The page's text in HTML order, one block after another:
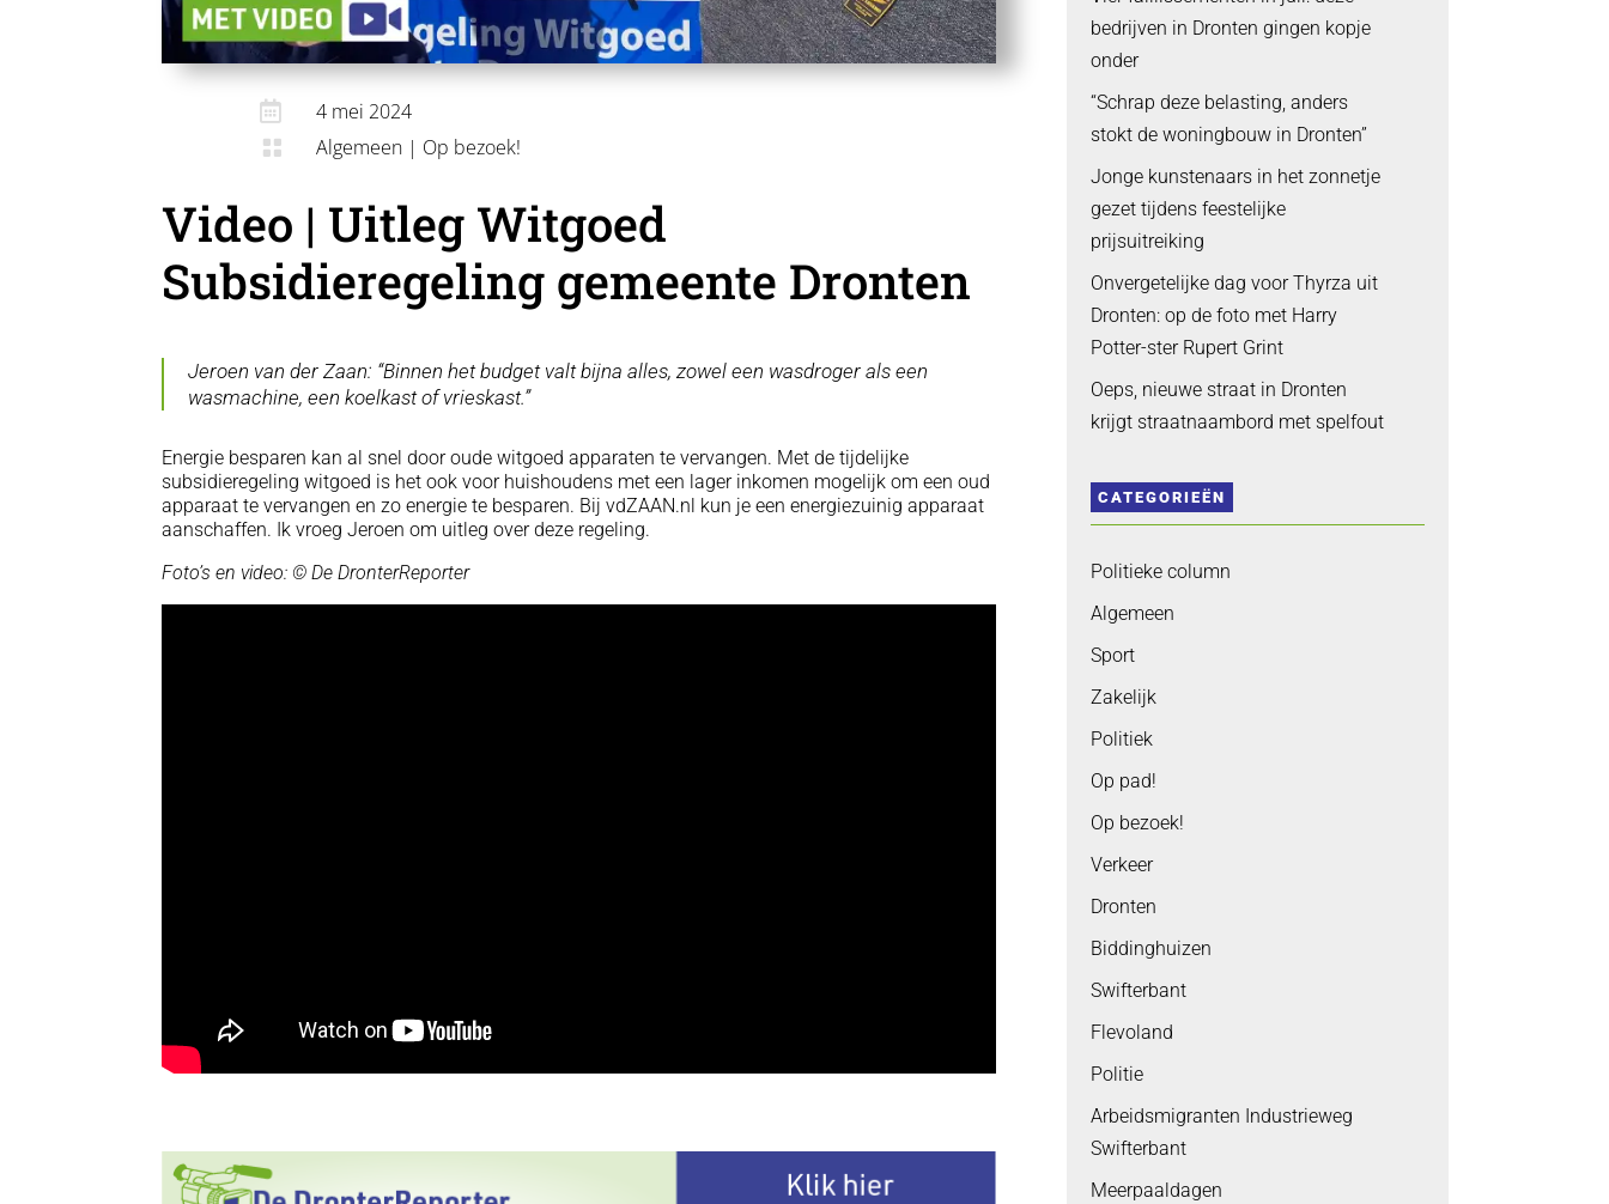
 4 mei 2024
 Algemeen| Op bezoek!
Video | Uitleg Witgoed
Subsidieregeling gemeente Dronten
Jeroen van der Zaan: “Binnen het budget valt bijna alles, zowel een wasdroger als een
wasmachine, een koelkast of vrieskast.”
Energie besparen kan al snel door oude witgoed apparaten te vervangen. Met de tijdelijke
subsidieregeling witgoed is het ook voor huishoudens met een lager inkomen mogelijk om een oud
apparaat te vervangen en zo energie te besparen. Bij vdZAAN.nl kun je een energiezuinig apparaat
aanschaffen. Ik vroeg Jeroen om uitleg over deze regeling.
Foto’s en video: © De DronterReporter
bedrijven in Dronten gingen kopje
onder
“Schrap deze belasting, anders
stokt de woningbouw in Dronten”
Jonge kunstenaars in het zonnetje
gezet tijdens feestelijke
prijsuitreiking
Onvergetelijke dag voor Thyrza uit
Dronten: op de foto met Harry
Potter-ster Rupert Grint
Oeps, nieuwe straat in Dronten
krijgt straatnaambord met spelfout
CATEGORIEËN
Politieke column
Algemeen
Sport
Zakelijk
Politiek
Op pad!
Op bezoek!
Verkeer
Dronten
Biddinghuizen
Swifterbant
Flevoland
Politie
Arbeidsmigranten Industrieweg
Swifterbant
Meerpaaldagen